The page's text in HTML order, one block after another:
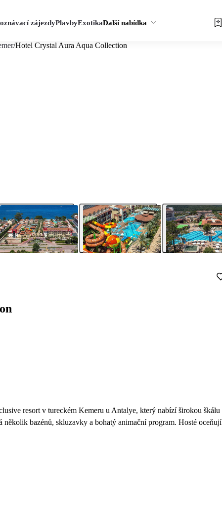
zájezdyPlavbyExotikaDalší nabídka
/Hotel Crystal Aura Aqua Collection
resort v tureckém Kemeru u Antalye, který nabízí širokou škálu
bazénů, skluzavky a bohatý animační program. Hosté oceňují